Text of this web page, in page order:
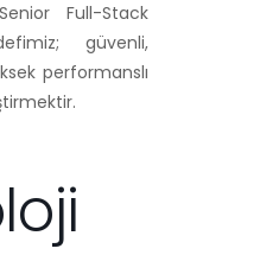
Full-Stack
güvenli,
performanslı